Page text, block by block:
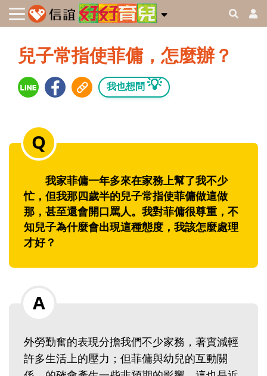
兒子常指使菲傭，怎麼辦？
我也想問 💡
我家菲傭一年多來在家務上幫了我不少
忙，但我那四歲半的兒子常指使菲傭做這做
那，甚至還會開口罵人。我對菲傭很尊重，不
知兒子為什麼會出現這種態度，我該怎麼處理
才好？
外勞勤奮的表現分擔我們不少家務，著實減輕
許多生活上的壓力；但菲傭與幼兒的互動關